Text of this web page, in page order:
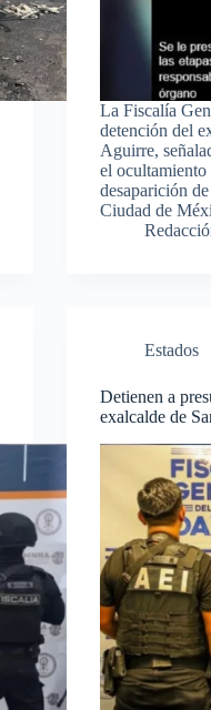
La Fiscalía
detención del
Aguirre,
el ocultamiento
desaparición
Ciudad de
Estados
Detienen a
exalcalde de